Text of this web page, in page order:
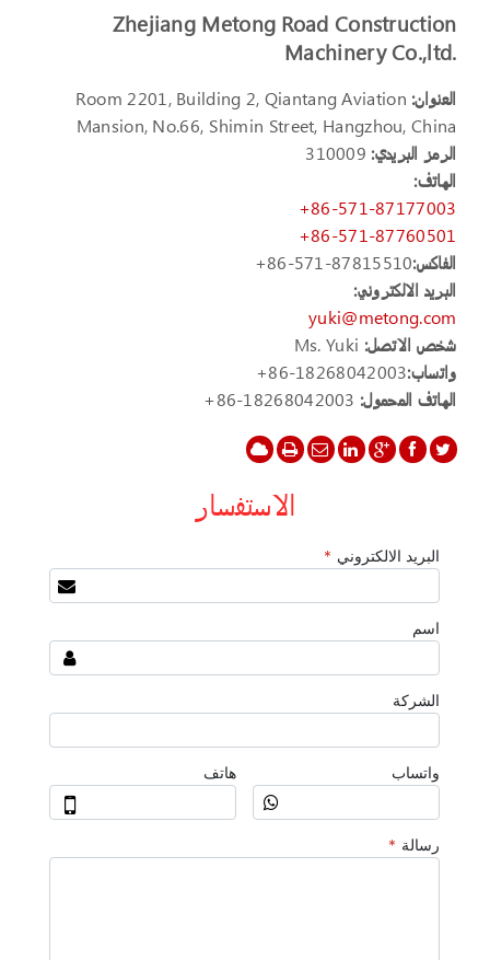
Zhejiang Metong Road Construction
Machinery Co.,ltd.
العنوان: Room 2201, Building 2, Qiantang Aviation
Mansion, No.66, Shimin Street, Hangzhou, China
الرمز البريدي:
الهاتف:
+86-571-87177003
+86-571-87760501
الفاكس:+86-571-87815510
البريد الالكتروني:
yuki@metong.com
شخص الاتصل: Ms. Yuki
واتساب:+86-18268042003
الهاتف المحمول: +86-18268042003
الاستفسار